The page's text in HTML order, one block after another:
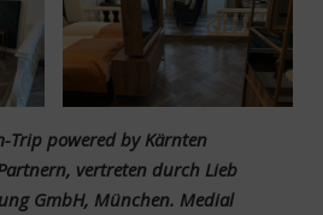
Trip powered by Kärnten
vertreten durch Lieb
GmbH, München. Medial